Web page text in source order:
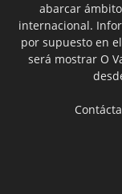
abarcar
internacional.
por supuesto en
será mostrar O